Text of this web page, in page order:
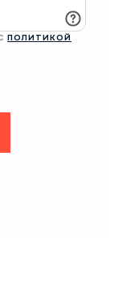
ПОЛИТИКОЙ